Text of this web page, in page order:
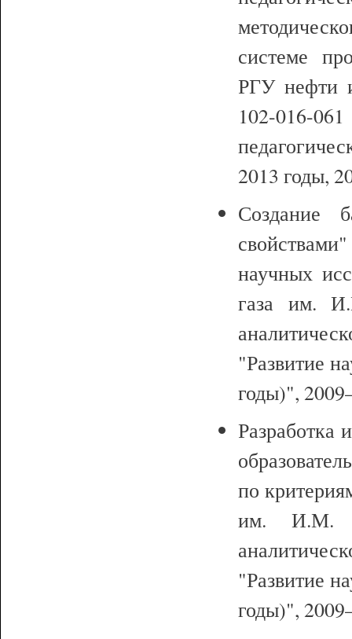
системе
РГУ нефти
102-016-
2013 годы,
Создание
научных
газа им.
"Развитие
годы)",
Разработка
по
им. И.М.
"Развитие
годы)",